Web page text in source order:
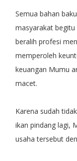
Semua bahan
masyarakat
beralih profesi
memperoleh
keuangan Mumu
macet.
Karena sudah
ikan pindang lagi,
usaha tersebut